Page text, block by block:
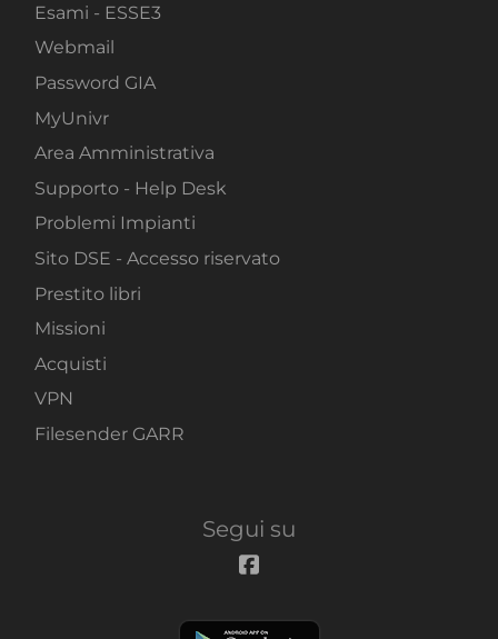
Esami - ESSE3
Webmail
Password GIA
MyUnivr
Area Amministrativa
Supporto - Help Desk
Problemi Impianti
Sito DSE - Accesso riservato
Prestito libri
Missioni
Acquisti
VPN
Filesender GARR
Segui su